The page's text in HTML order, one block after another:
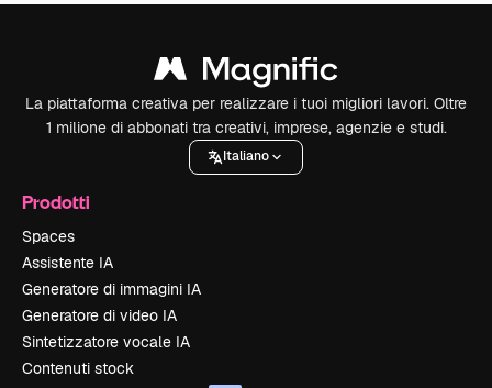
La piattaforma creativa per realizzare i tuoi migliori lavori. Oltre
1 milione di abbonati tra creativi, imprese, agenzie e studi.
Italiano
Prodotti
Spaces
Assistente IA
Generatore di immagini IA
Generatore di video IA
Sintetizzatore vocale IA
Contenuti stock